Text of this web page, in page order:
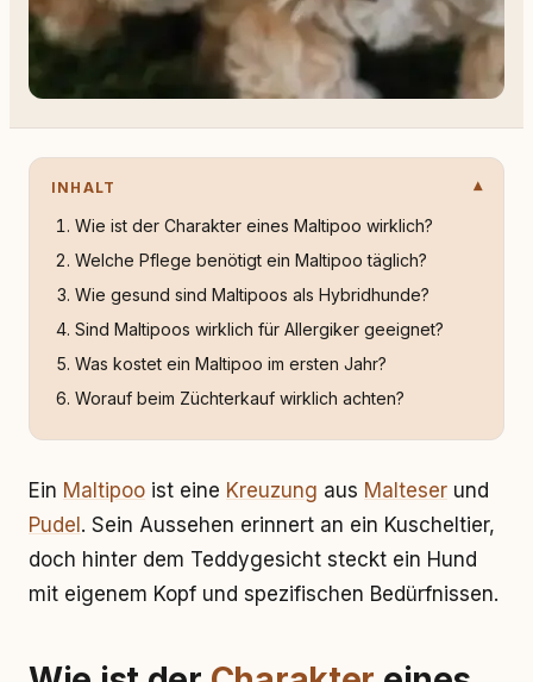
INHALT
Wie ist der Charakter eines Maltipoo wirklich?
Welche Pflege benötigt ein Maltipoo täglich?
Wie gesund sind Maltipoos als Hybridhunde?
Sind Maltipoos wirklich für Allergiker geeignet?
Was kostet ein Maltipoo im ersten Jahr?
Worauf beim Züchterkauf wirklich achten?
Ein Maltipoo ist eine Kreuzung aus Malteser und
Pudel . Sein Aussehen erinnert an ein Kuscheltier,
doch hinter dem Teddygesicht steckt ein Hund
mit eigenem Kopf und spezifischen Bedürfnissen.